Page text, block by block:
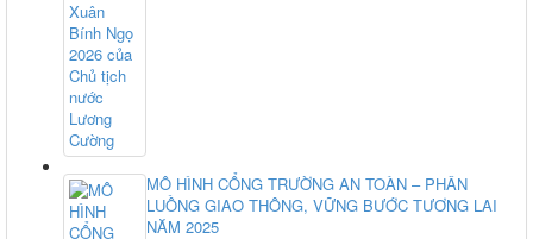
MÔ HÌNH CỔNG TRƯỜNG AN TOÀN – PHÂN
LUỒNG GIAO THÔNG, VỮNG BƯỚC TƯƠNG LAI
NĂM 2025